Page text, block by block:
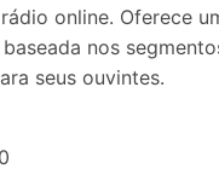
online. Oferece
nos
seus ouvintes.